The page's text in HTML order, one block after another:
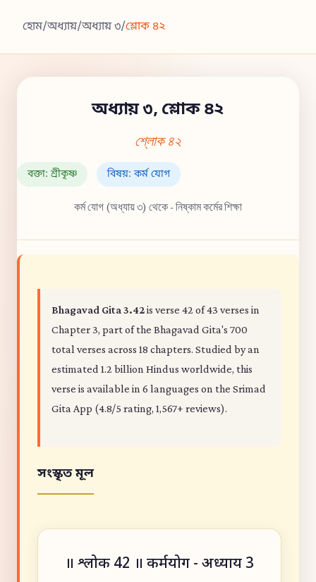
হোম/অধ্যায়/অধ্যায় ৩/শ্লোক ৪২
অধ্যায় ৩, শ্লোক ৪২
শ্লোক ৪২
বক্তা: শ্রীকৃষ্ণ বিষয়: কর্ম যোগ
কর্ম যোগ (অধ্যায় ৩) থেকে - নিষ্কাম কর্মের শিক্ষা
Bhagavad Gita 3.42is verse 42 of 43 verses in
Chapter 3, part of the Bhagavad Gita's 700
total verses across 18 chapters. Studied by an
estimated 1.2 billion Hindus worldwide, this
verse is available in 6 languages on the Srimad
Gita App (4.8/5 rating, 1,567+ reviews).
সংস্কৃত মূল
॥ श्लोक 42 ॥ कर्मयोग - अध्याय 3